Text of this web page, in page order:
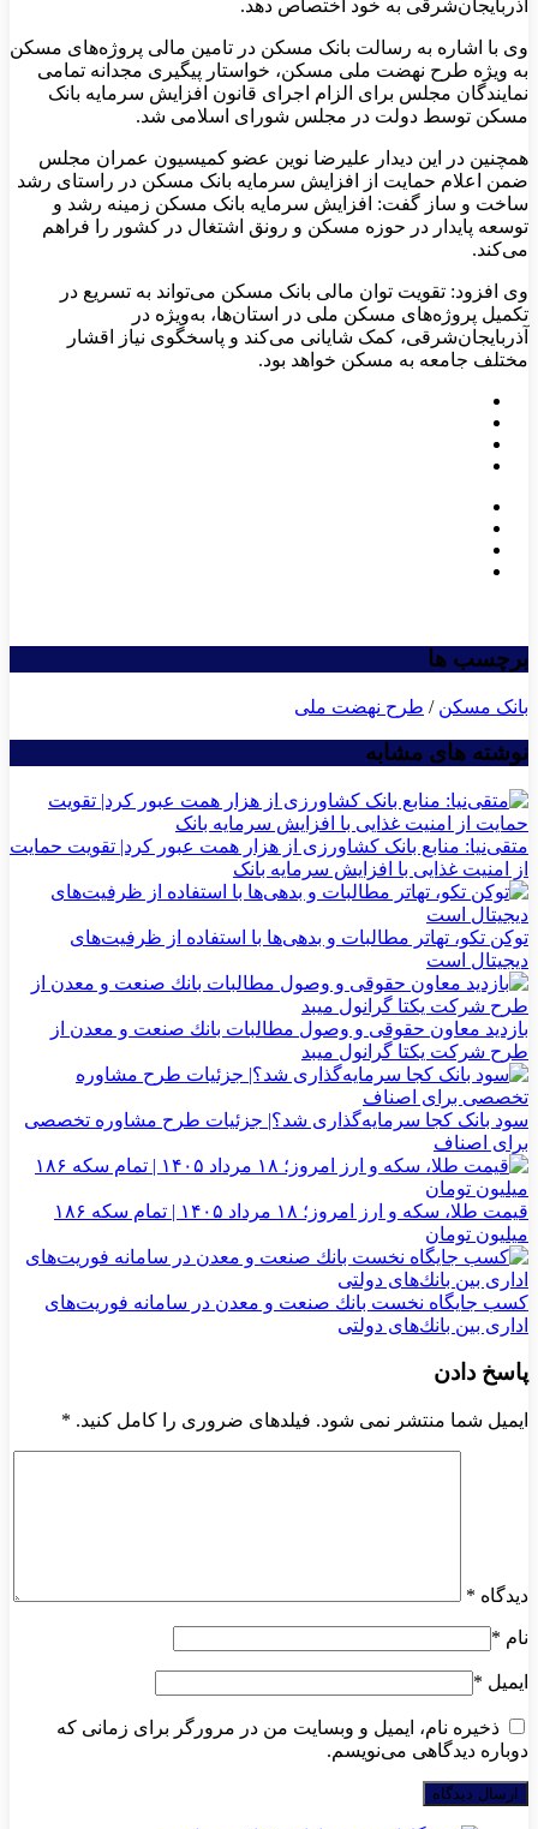
آذربایجان‌شرقی به خود اختصاص دهد.
وی با اشاره به رسالت بانک مسکن در تامین مالی پروژه‌های مسکن
به ویژه طرح نهضت ملی مسکن، خواستار پیگیری مجدانه تمامی
نمایندگان مجلس برای الزام اجرای قانون افزایش سرمایه بانک
مسکن توسط دولت در مجلس شورای اسلامی شد.
همچنین در این دیدار علیرضا نوین عضو کمیسیون عمران مجلس
ضمن اعلام حمایت از افزایش سرمایه بانک مسکن در راستای رشد
ساخت و ساز گفت: افزایش سرمایه بانک مسکن زمینه رشد و
توسعه پایدار در حوزه مسکن و رونق اشتغال در کشور را فراهم
می‌کند.
وی افزود: تقویت توان مالی بانک مسکن می‌تواند به تسریع در
تکمیل پروژه‌های مسکن ملی در استان‌ها، به‌ویژه در
آذربایجان‌شرقی، کمک شایانی می‌کند و پاسخگوی نیاز اقشار
مختلف جامعه به مسکن خواهد بود.
برچسب ها
بانک مسکن / طرح نهضت ملی
نوشته های مشابه
متقی‌نیا: منابع بانک کشاورزی از هزار همت عبور کرد| تقویت حمایت
از امنیت غذایی با افزایش سرمایه بانک
توکن تکو، تهاتر مطالبات و بدهی‌ها با استفاده از ظرفیت‌های
دیجیتال است
بازدید معاون حقوقی و وصول مطالبات بانك صنعت و معدن از
طرح شركت یكتا گرانول میبد
سود بانک کجا سرمایه‌گذاری شد؟| جزئیات طرح مشاوره تخصصی
برای اصناف
قیمت طلا، سکه و ارز امروز؛ ۱۸ مرداد ۱۴۰۵ | تمام سکه ۱۸۶
میلیون تومان
كسب جایگاه نخست بانك صنعت و معدن در سامانه فوریت‌های
اداری بین بانك‌های دولتی
پاسخ دادن
ایمیل شما منتشر نمی شود. فیلدهای ضروری را کامل کنید. *
دیدگاه *
نام *
ایمیل *
ذخیره نام، ایمیل و وبسایت من در مرورگر برای زمانی که
دوباره دیدگاهی می‌نویسم.